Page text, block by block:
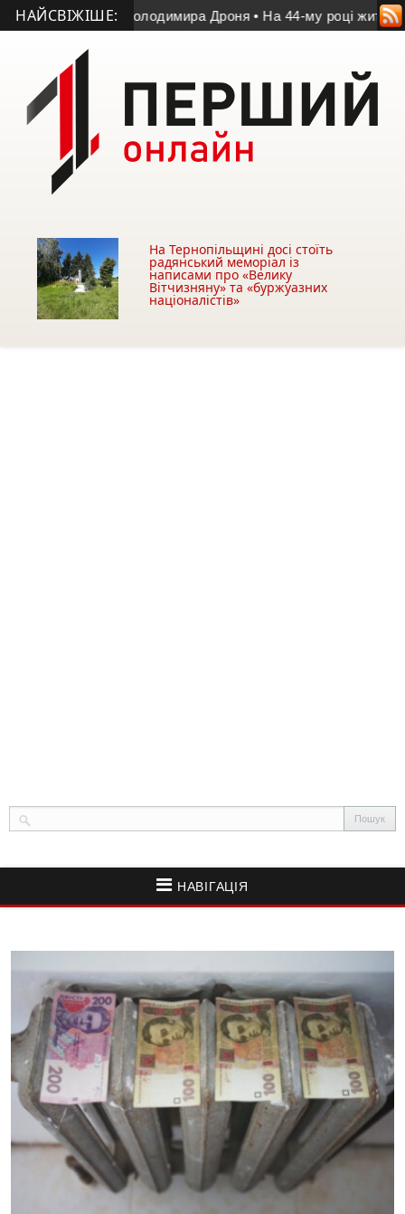
НАЙСВІЖІШЕ:
пам’яті Володимира Дроня • На 44-му році життя помер
На Тернопільщині досі стоїть
радянський меморіал із
написами про «Велику
Вітчизняну» та «буржуазних
націоналістів»
НАВІГАЦІЯ